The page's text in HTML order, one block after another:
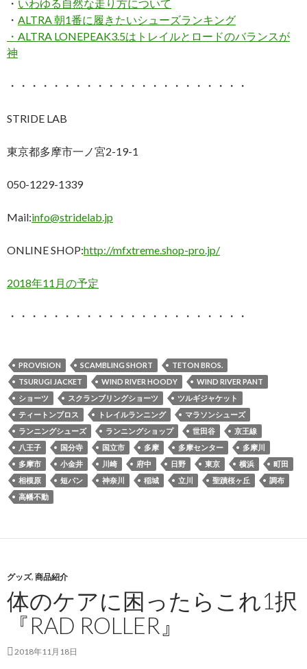
・ いわゆる自然な走り方について
・ ALTRA 朝1番に履きたいシューズランキング
・ ALTRA LONEPEAK3.5はトレイルとロードのバランスが
神
・・・・・・・・・・・・・・・・・・・・・・
STRIDE LAB
東京都多摩市一ノ宮2-19-1
050-1229-1339
Mail:info@stridelab.jp
ONLINE SHOP:http://mfxtreme.shop-pro.jp/
2018年11月の予定
・・・・・・・・・・・・・・・・・・・・・・
PROVISION SCAMBLING SHORT
TETON BROS.
TSURUGI JACKET
WIND RIVER HOODY
WIND RIVER PANT
ショーツ
スクランブリングショーツ
ツルギジャケット
ティートンブロス
トレイルランニング
マラソンシューズ
ランニングシューズ
ランニングショップ 世田谷
京王線
八王子
国分寺 国立市 多摩 多摩センター
多摩川
多摩市
小金井 川崎 府中 日野 東京 横浜
町田
相模原
短パン 神奈川 稲城 立川 聖蹟桜ヶ丘
調布
高幡不動
グッズ, 商品紹介
体のケアに困ったらこれ1択
『RAD ROLLER』
2018年11月18日